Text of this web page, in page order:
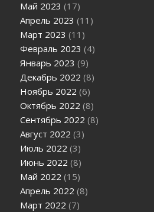
Май 2023 (17)
Апрель 2023 (11)
Март 2023 (11)
Февраль 2023 (4)
Январь 2023 (9)
Декабрь 2022 (8)
Ноябрь 2022 (6)
Октябрь 2022 (8)
Сентябрь 2022 (8)
Август 2022 (3)
Июль 2022 (3)
Июнь 2022 (8)
Май 2022 (15)
Апрель 2022 (8)
Март 2022 (7)